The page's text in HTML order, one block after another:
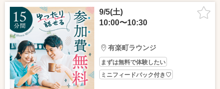
9/5(土)
10:00〜10:30
有楽町ラウンジ
まずは無料で体験したい
ミニフィードバック付き♡